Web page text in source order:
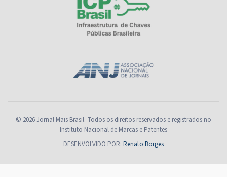
© 2026 Jornal Mais Brasil. Todos os direitos reservados e registrados no
Instituto Nacional de Marcas e Patentes
DESENVOLVIDO POR: Renato Borges